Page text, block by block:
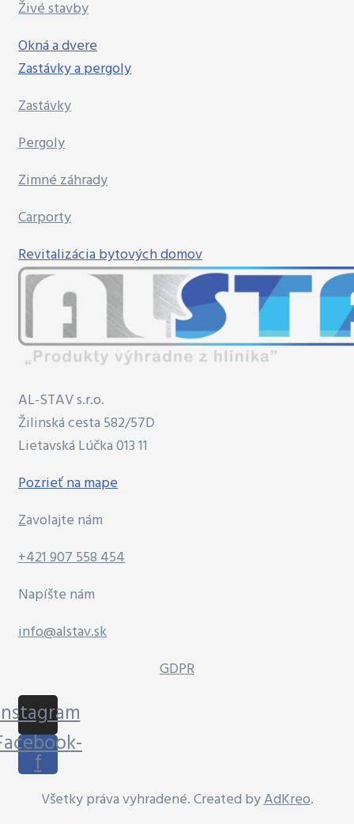
Živé stavby
Okná a dvere
Zastávky a pergoly
Zastávky
Pergoly
Zimné záhrady
Carporty
Revitalizácia bytových domov
AL-STAV s.r.o.
Žilinská cesta 582/57D
Lietavská Lúčka 013 11
Pozrieť na mape
Zavolajte nám
+421 907 558 454
Napíšte nám
info@alstav.sk
GDPR
f
Všetky práva vyhradené. Created byAdKreo.